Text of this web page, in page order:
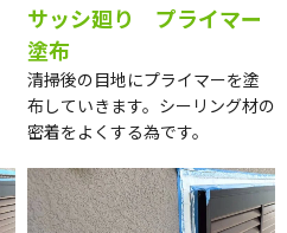
サッシ廻り プライマー
塗布
清掃後の目地にプライマーを塗
布していきます。シーリング材の
密着をよくする為です。